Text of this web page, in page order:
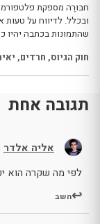
חבּוּרֶה מספקת
ובכלל. לדיווח על טעות
שהתמונות בכתבה יהיו
חוק הגיוס, חרדים,
תגובה אחת
אליה אלדר
לפי מה שקרה הוא
השב